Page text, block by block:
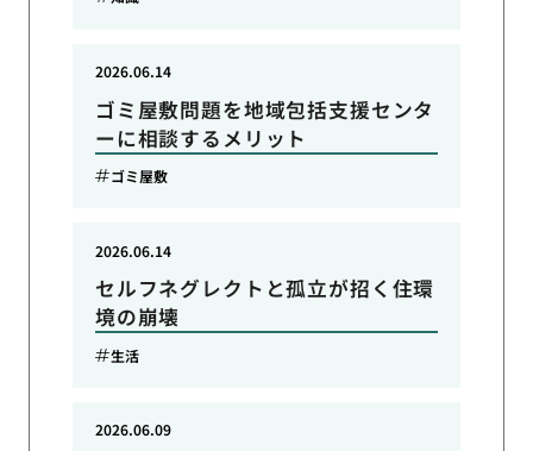
ゴミ屋敷問題を地域包括支援センタ
ーに相談するメリット
2026.06.14
ゴミ屋敷
セルフネグレクトと孤立が招く住環
境の崩壊
2026.06.14
生活
2026.06.09